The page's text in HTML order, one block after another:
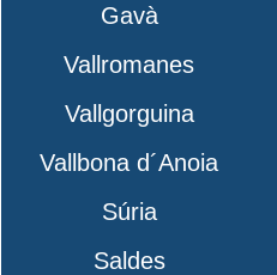
Gavà
Vallromanes
Vallgorguina
Vallbona d´Anoia
Súria
Saldes